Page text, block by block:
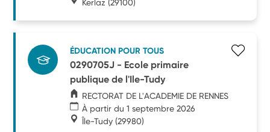
Kerlaz (29100)
ÉDUCATION POUR TOUS
0290705J - Ecole primaire
publique de l'Ile-Tudy
RECTORAT DE L'ACADEMIE DE RENNES
À partir du 1 septembre 2026
Île-Tudy (29980)